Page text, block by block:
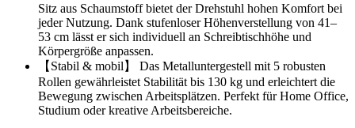
Sitz aus Schaumstoff bietet der Drehstuhl hohen Komfort bei
jeder Nutzung. Dank stufenloser Höhenverstellung von 41–
53 cm lässt er sich individuell an Schreibtischhöhe und
Körpergröße anpassen.
【Stabil & mobil】 Das Metalluntergestell mit 5 robusten
Rollen gewährleistet Stabilität bis 130 kg und erleichtert die
Bewegung zwischen Arbeitsplätzen. Perfekt für Home Office,
Studium oder kreative Arbeitsbereiche.